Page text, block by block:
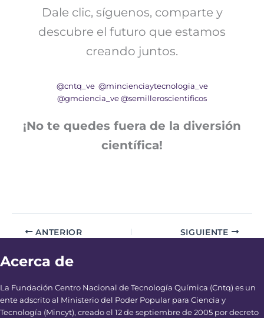
Dale clic, síguenos, comparte y
descubre el futuro que estamos
creando juntos.
@cntq_ve @mincienciaytecnologia_ve
@gmciencia_ve @semilleroscientificos
¡No te quedes fuera de la diversión
científica!
ANTERIOR SIGUIENTE
Acerca de
La Fundación Centro Nacional de Tecnología Química (Cntq) es un
ente adscrito al Ministerio del Poder Popular para Ciencia y
Tecnología (Mincyt), creado el 12 de septiembre de 2005 por decreto